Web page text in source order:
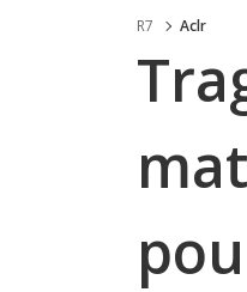
R7 Aclr